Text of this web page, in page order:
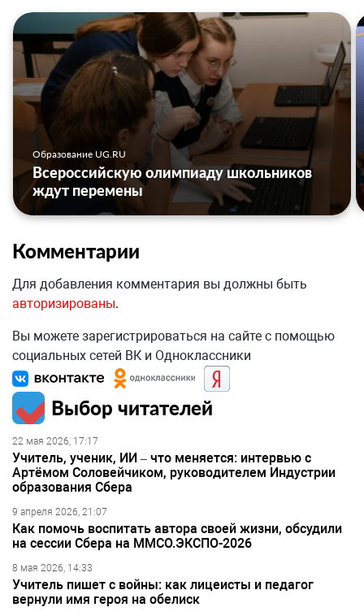
Образование UG.RU
Всероссийскую олимпиаду школьников
ждут перемены
Комментарии
Для добавления комментария вы должны быть
авторизированы.
Вы можете зарегистрироваться на сайте с помощью
социальных сетей ВК и Одноклассники
Выбор читателей
22 мая 2026, 17:17
Учитель, ученик, ИИ – что меняется: интервью с
Артёмом Соловейчиком, руководителем Индустрии
образования Сбера
9 апреля 2026, 21:07
Как помочь воспитать автора своей жизни, обсудили
на сессии Сбера на ММСО.ЭКСПО-2026
8 мая 2026, 14:33
Учитель пишет с войны: как лицеисты и педагог
вернули имя героя на обелиск